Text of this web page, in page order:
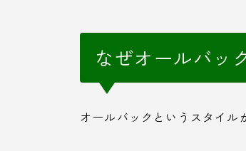
なぜオールバッ
オールバックというスタイル